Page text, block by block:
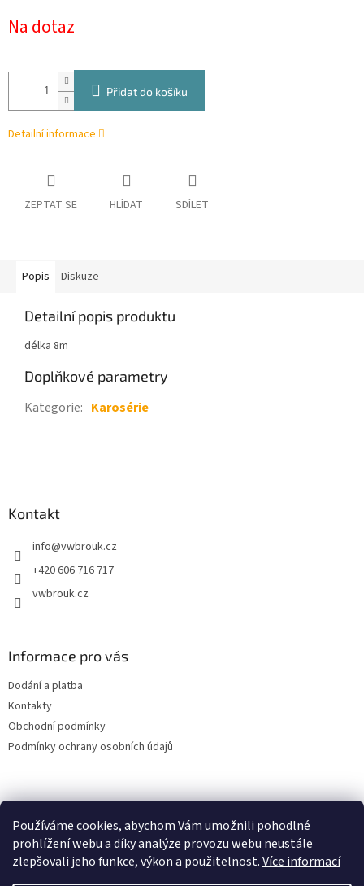
Používáme cookies, abychom Vám umožnili pohodlné
prohlížení webu a díky analýze provozu webu neustále
zlepšovali jeho funkce, výkon a použitelnost.Více informací
cena:
Na dotaz
Přidat do košíku
Detailní informace
ZEPTAT SE HLÍDAT SDÍLET
Popis Diskuze
Detailní popis produktu
délka 8m
Doplňkové parametry
Kategorie: Karosérie
Kontakt
info@vwbrouk.cz
+420 606 716 717
vwbrouk.cz
Informace pro vás
Dodání a platba
Kontakty
Obchodní podmínky
Podmínky ochrany osobních údajů